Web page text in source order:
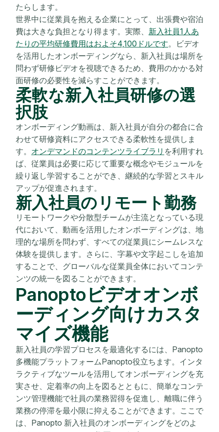
たらします。
世界中に従業員を抱える企業にとって、出張費や宿泊
費は大きな負担となり得ます。実際、 新入社員1人あ
たりの平均研修費用はおよそ4,100ドルです。ビデオ
を活用したオンボーディングなら、新入社員は場所を
問わず研修ビデオを視聴できるため、費用のかかる対
面研修の必要性を減らすことができます。
柔軟な新入社員研修の選
択肢
オンボーディング動画は、新入社員が自分の都合に合
わせて研修資料にアクセスできる柔軟性を提供しま
す。 オンデマンドのコンテンツライブラリ を利用すれ
ば、従業員は必要に応じて重要な概念やモジュールを
繰り返し学習することができ、継続的な学習とスキル
アップが促進されます。
新入社員のリモート勤務
リモートワークや分散型チームが主流となっている現
代において、動画を活用したオンボーディングは、地
理的な場所を問わず、すべての従業員にシームレスな
体験を提供します。さらに、字幕や文字起こしを追加
することで、グローバルな従業員全体においてコンテ
ンツの統一を図ることができます。
Panoptoビデオオンボ
ーディング向けカスタ
マイズ機能
新入社員の学習プロセスを最適化するには、Panopto
多機能プラットフォームPanopto役立ちます。インタ
ラクティブなツールを活用してオンボーディングを充
実させ、定着率の向上を図るとともに、簡単なコンテ
ンツ管理機能で社員の業務習得を促進し、離職に伴う
業務の停滞を最小限に抑えることができます。ここで
は、Panopto 新入社員のオンボーディングをどのよ